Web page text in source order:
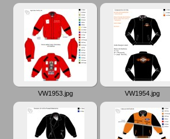
VW1953.jpg VW1954.jpg